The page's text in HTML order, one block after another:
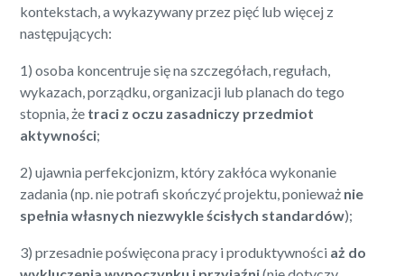
kontekstach, a wykazywany przez pięć lub więcej z
następujących:
1) osoba koncentruje się na szczegółach, regułach,
wykazach, porządku, organizacji lub planach do tego
stopnia, że traci z oczu zasadniczy przedmiot
aktywności;
2) ujawnia perfekcjonizm, który zakłóca wykonanie
zadania (np. nie potrafi skończyć projektu, ponieważ nie
spełnia własnych niezwykle ścisłych standardów);
3) przesadnie poświęcona pracy i produktywności aż do